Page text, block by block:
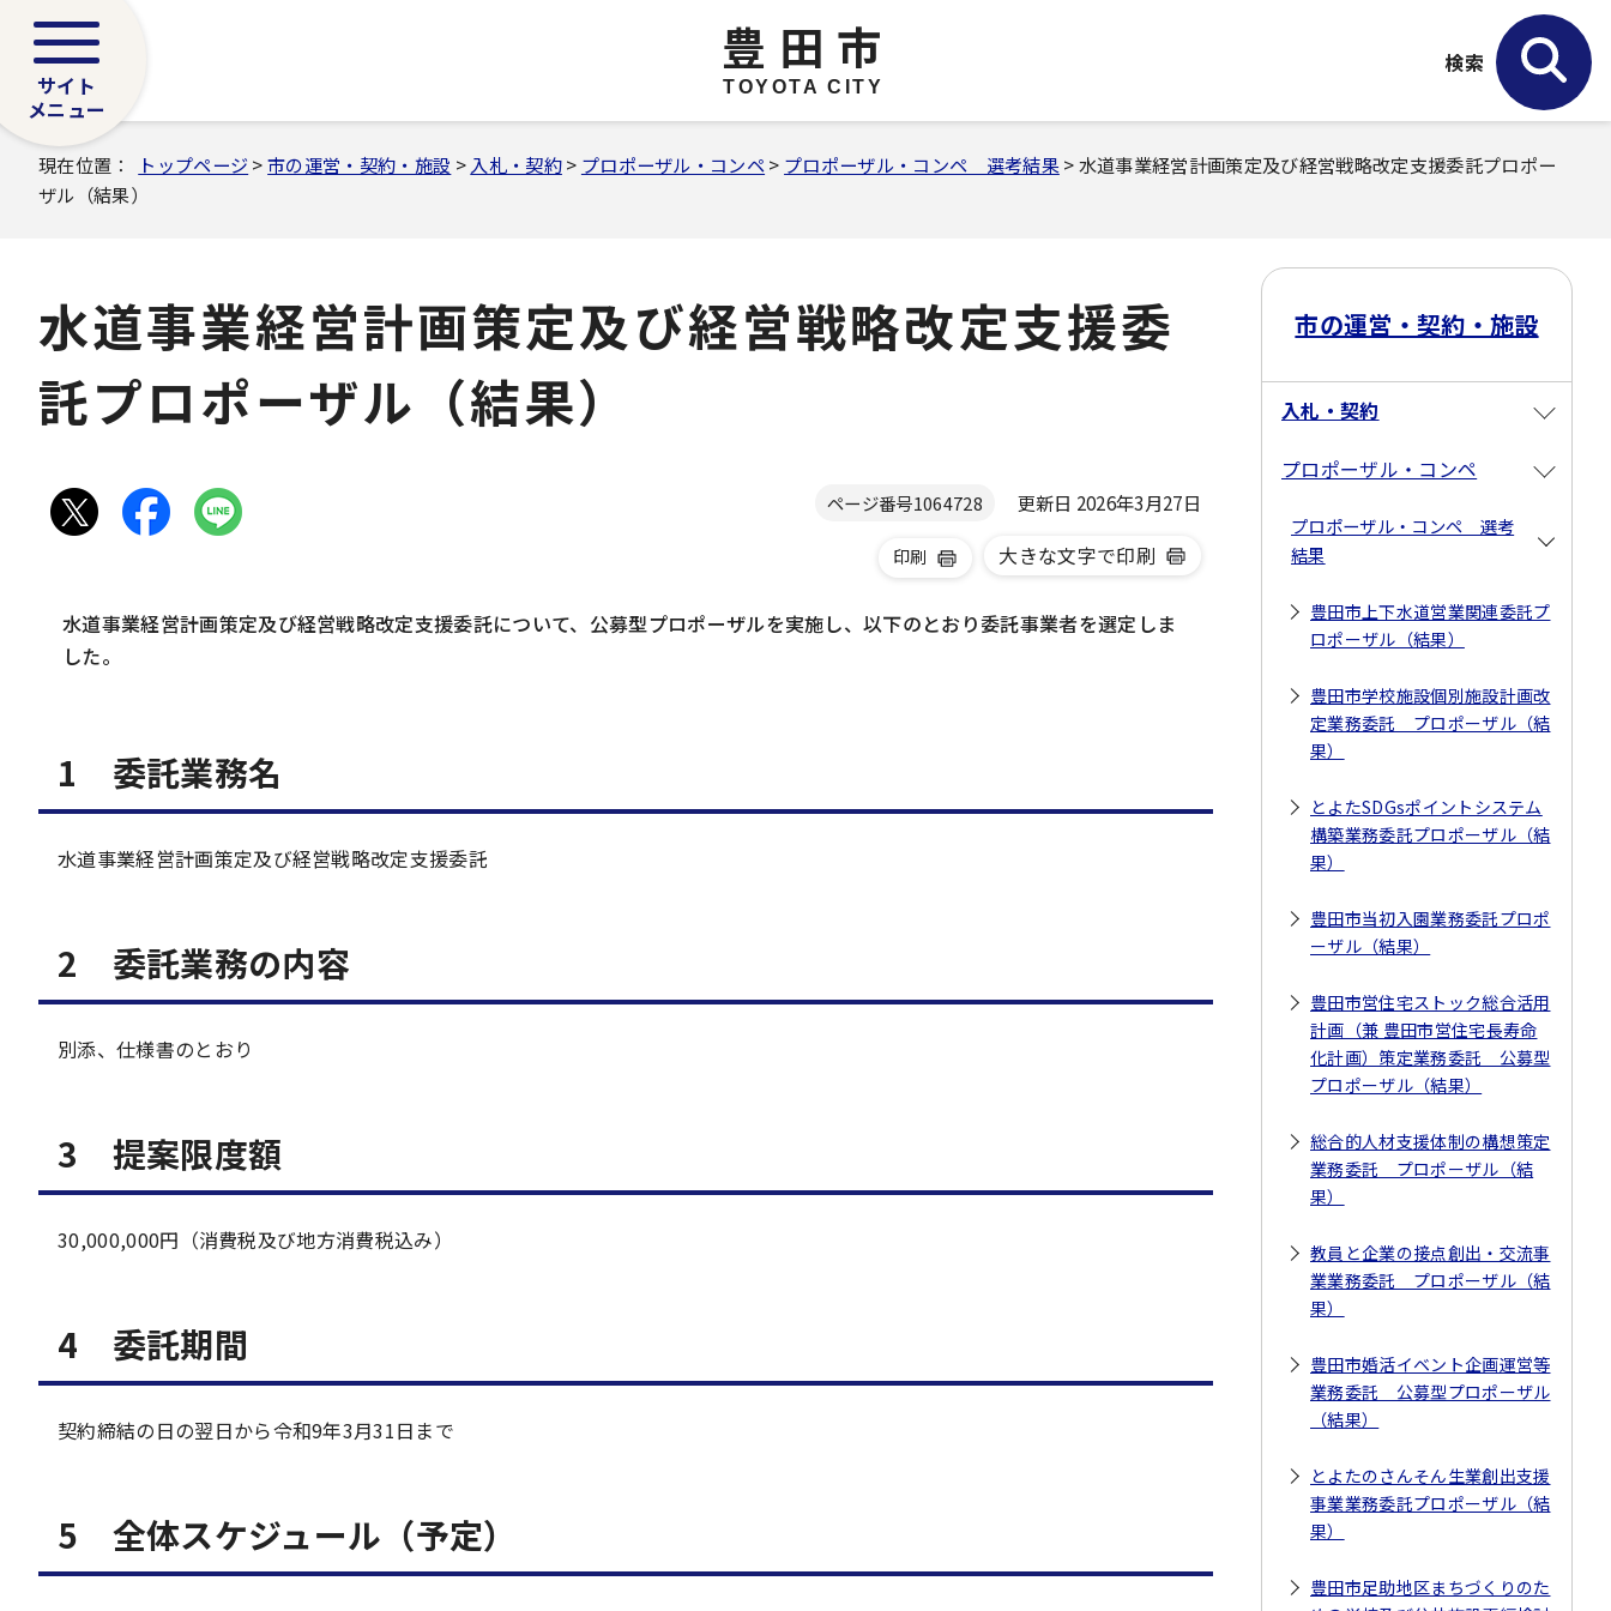
豊田市
TOYOTA CITY
サイト
メニュー
検索
現在位置： トップページ >市の運営・契約・施設 > 入札・契約> プロポーザル・コンペ> プロポーザル・コンペ 選考結果 > 水道事業経営計画策定及び経営戦略改定支援委託プロポー
ザル（結果）
水道事業経営計画策定及び経営戦略改定支援委
託プロポーザル（結果）
ページ番号1064728 更新日 2026年3月27日
印刷 大きな文字で印刷
水道事業経営計画策定及び経営戦略改定支援委託について、公募型プロポーザルを実施し、以下のとおり委託事業者を選定しま
した。
1 委託業務名
水道事業経営計画策定及び経営戦略改定支援委託
2 委託業務の内容
別添、仕様書のとおり
3 提案限度額
30,000,000円（消費税及び地方消費税込み）
4 委託期間
契約締結の日の翌日から令和9年3月31日まで
5 全体スケジュール（予定）
市の運営・契約・施設
入札・契約
プロポーザル・コンペ
プロポーザル・コンペ 選考
結果
豊田市上下水道営業関連委託プ
ロポーザル（結果）
豊田市学校施設個別施設計画改
定業務委託 プロポーザル（結
果）
とよたSDGsポイントシステム
構築業務委託プロポーザル（結
果）
豊田市当初入園業務委託プロポ
ーザル（結果）
豊田市営住宅ストック総合活用
計画（兼 豊田市営住宅長寿命
化計画）策定業務委託 公募型
プロポーザル（結果）
総合的人材支援体制の構想策定
業務委託 プロポーザル（結
果）
教員と企業の接点創出・交流事
業業務委託 プロポーザル（結
果）
豊田市婚活イベント企画運営等
業務委託 公募型プロポーザル
（結果）
とよたのさんそん生業創出支援
事業業務委託プロポーザル（結
果）
豊田市足助地区まちづくりのた